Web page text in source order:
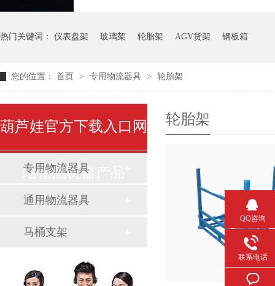
热门关键词： 仪表盘架 玻璃架 轮胎架 AGV货架 钢板箱
您的位置： 首页 > 专用物流器具 > 轮胎架
轮胎架
葫芦娃官方下载入口网
站物流机器产品
专用物流器具
通用物流器具
马桶支架
QQ咨询
联系电话